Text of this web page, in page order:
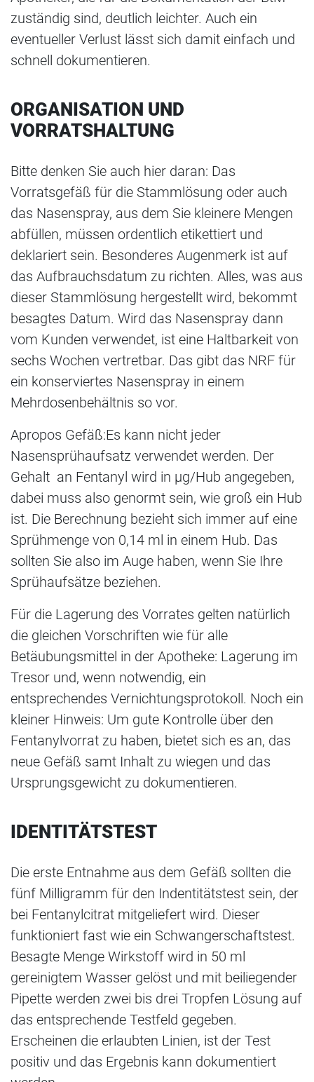
zuständig sind, deutlich leichter. Auch ein
eventueller Verlust lässt sich damit einfach und
schnell dokumentieren.
ORGANISATION UND
VORRATSHALTUNG
Bitte denken Sie auch hier daran: Das
Vorratsgefäß für die Stammlösung oder auch
das Nasenspray, aus dem Sie kleinere Mengen
abfüllen, müssen ordentlich etikettiert und
deklariert sein. Besonderes Augenmerk ist auf
das Aufbrauchsdatum zu richten. Alles, was aus
dieser Stammlösung hergestellt wird, bekommt
besagtes Datum. Wird das Nasenspray dann
vom Kunden verwendet, ist eine Haltbarkeit von
sechs Wochen vertretbar. Das gibt das NRF für
ein konserviertes Nasenspray in einem
Mehrdosenbehältnis so vor.
Apropos Gefäß:Es kann nicht jeder
Nasensprühaufsatz verwendet werden. Der
Gehalt an Fentanyl wird in µg/Hub angegeben,
dabei muss also genormt sein, wie groß ein Hub
ist. Die Berechnung bezieht sich immer auf eine
Sprühmenge von 0,14 ml in einem Hub. Das
sollten Sie also im Auge haben, wenn Sie Ihre
Sprühaufsätze beziehen.
Für die Lagerung des Vorrates gelten natürlich
die gleichen Vorschriften wie für alle
Betäubungsmittel in der Apotheke: Lagerung im
Tresor und, wenn notwendig, ein
entsprechendes Vernichtungsprotokoll. Noch ein
kleiner Hinweis: Um gute Kontrolle über den
Fentanylvorrat zu haben, bietet sich es an, das
neue Gefäß samt Inhalt zu wiegen und das
Ursprungsgewicht zu dokumentieren.
IDENTITÄTSTEST
Die erste Entnahme aus dem Gefäß sollten die
fünf Milligramm für den Indentitätstest sein, der
bei Fentanylcitrat mitgeliefert wird. Dieser
funktioniert fast wie ein Schwangerschaftstest.
Besagte Menge Wirkstoff wird in 50 ml
gereinigtem Wasser gelöst und mit beiliegender
Pipette werden zwei bis drei Tropfen Lösung auf
das entsprechende Testfeld gegeben.
Erscheinen die erlaubten Linien, ist der Test
positiv und das Ergebnis kann dokumentiert